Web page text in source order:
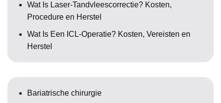
Wat Is Laser-Tandvleescorrectie? Kosten,
Procedure en Herstel
Wat Is Een ICL-Operatie? Kosten, Vereisten en
Herstel
Bariatrische chirurgie